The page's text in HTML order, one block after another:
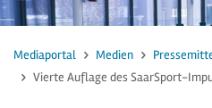
Mediaportal Medien
Vierte Auflage des SaarSport-